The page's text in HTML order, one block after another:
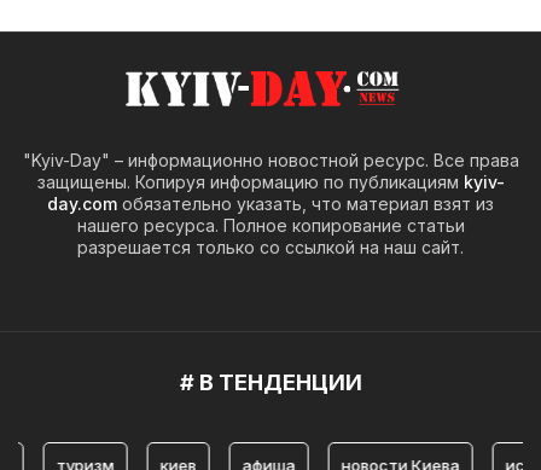
"Kyiv-Day" – информационно новостной ресурс. Все права
защищены. Копируя информацию по публикациям kyiv-
day.com обязательно указать, что материал взят из
нашего ресурса. Полное копирование статьи
разрешается только со ссылкой на наш сайт.
# В ТЕНДЕНЦИИ
туризм киев афиша новости Киева история